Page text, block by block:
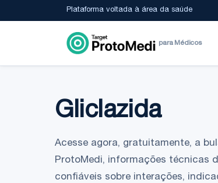
Plataforma voltada à área da saúde
para Médicos
Gliclazida
Acesse agora, gratuitamente, a
ProtoMedi, informações técnicas
confiáveis sobre interações,